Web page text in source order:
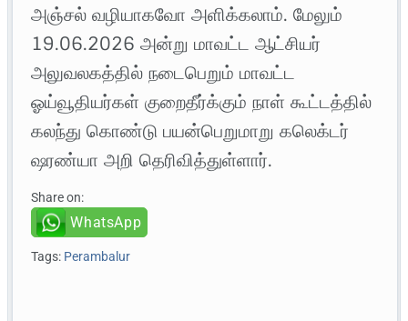
அஞ்சல் வழியாகவோ அளிக்கலாம். மேலும்
19.06.2026 அன்று மாவட்ட ஆட்சியர்
அலுவலகத்தில் நடைபெறும் மாவட்ட
ஓய்வூதியர்கள் குறைதீர்க்கும் நாள் கூட்டத்தில்
கலந்து கொண்டு பயன்பெறுமாறு கலெக்டர்
ஷரண்யா அறி தெரிவித்துள்ளார்.
Share on:
WhatsApp
Tags: Perambalur